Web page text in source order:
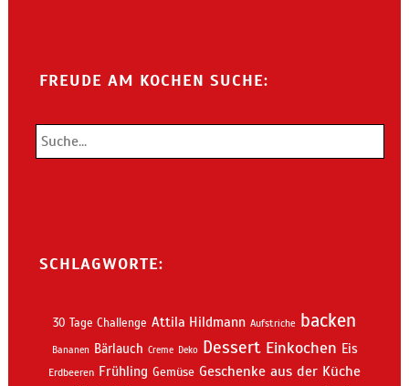
FREUDE AM KOCHEN SUCHE:
SCHLAGWORTE:
30 Tage Challenge Attila Hildmann Aufstriche backen
Bananen Bärlauch Creme Deko Dessert Einkochen Eis
Erdbeeren Frühling Gemüse Geschenke aus der Küche